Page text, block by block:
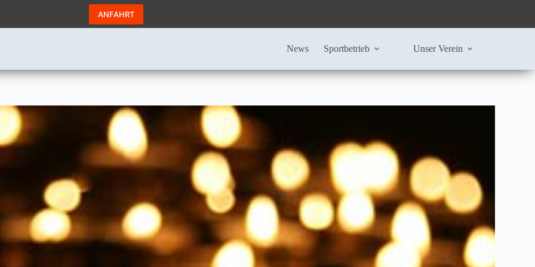
ANFAHRT
News Sportbetrieb Unser Verein